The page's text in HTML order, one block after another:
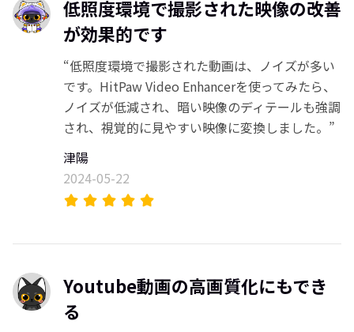
低照度環境で撮影された映像の改善
が効果的です
“低照度環境で撮影された動画は、ノイズが多い
です。HitPaw Video Enhancerを使ってみたら、
ノイズが低減され、暗い映像のディテールも強調
され、視覚的に見やすい映像に変換しました。”
津陽
2024-05-22
Youtube動画の高画質化にもでき
る